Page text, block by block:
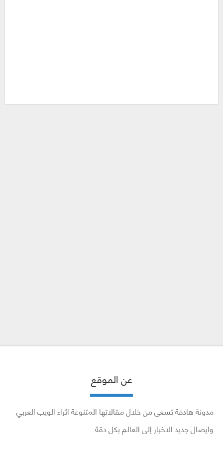
عن الموقع
مدونة هادفة تسعى من خلال مقالاتها المتنوعة اثراء الويب العربي
وايصال جديد الاخبار إلى العالم بكل دقة